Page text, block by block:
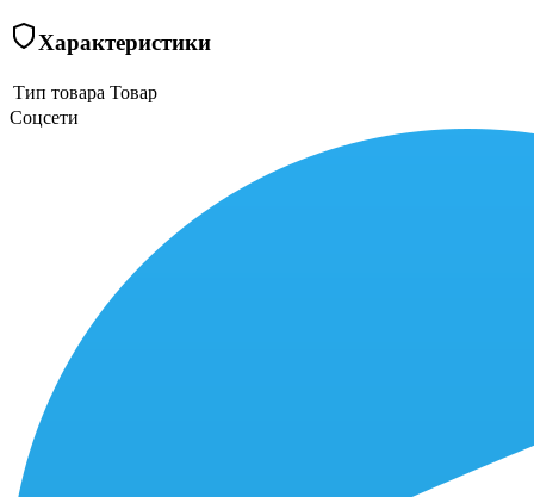
Характеристики
Тип товара Товар
Соцсети